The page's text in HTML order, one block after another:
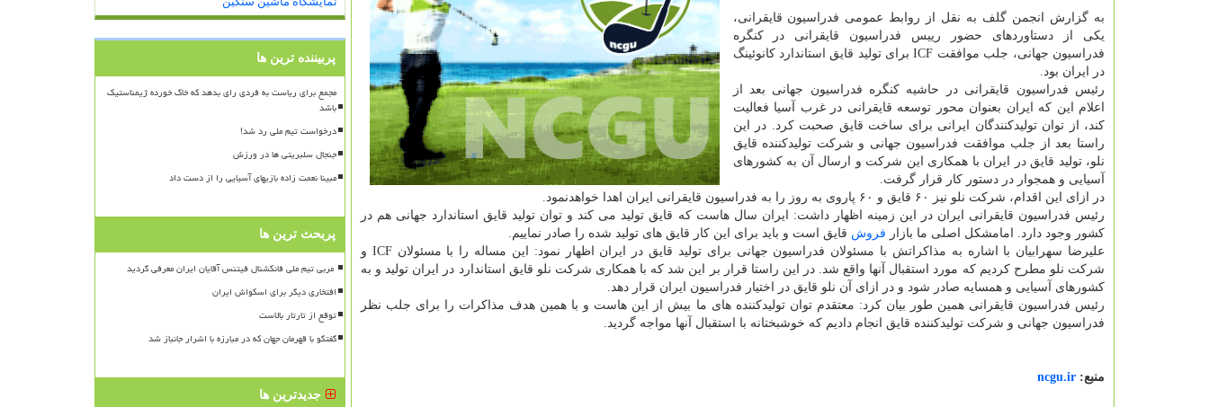
به گزارش انجمن گلف به نقل از روابط عمومی فدراسیون قایقرانی،
یکی از دستاوردهای حضور رییس فدراسیون قایقرانی در کنگره
فدراسیون جهانی، جلب موافقت ICF برای تولید قایق استاندارد کانوئینگ
در ایران بود.
رئیس فدراسیون قایقرانی در حاشیه کنگره فدراسیون جهانی بعد از
اعلام این که ایران بعنوان محور توسعه قایقرانی در غرب آسیا فعالیت
کند، از توان تولیدکنندگان ایرانی برای ساخت قایق صحبت کرد. در این
راستا بعد از جلب موافقت فدراسیون جهانی و شرکت تولیدکننده قایق
نلو، تولید قایق در ایران با همکاری این شرکت و ارسال آن به کشورهای
آسیایی و همجوار در دستور کار قرار گرفت.
در ازای این اقدام، شرکت نلو نیز ۶۰ قایق و ۶۰ پاروی به روز را به فدراسیون قایقرانی ایران اهدا خواهدنمود.
رئیس فدراسیون قایقرانی ایران در این زمینه اظهار داشت: ایران سال هاست که قایق تولید می کند و توان تولید قایق استاندارد جهانی هم در
کشور وجود دارد. امامشکل اصلی ما بازار فروش قایق است و باید برای این کار قایق های تولید شده را صادر نماییم.
علیرضا سهرابیان با اشاره به مذاکراتش با مسئولان فدراسیون جهانی برای تولید قایق در ایران اظهار نمود: این مساله را با مسئولان ICF و
شرکت نلو مطرح کردیم که مورد استقبال آنها واقع شد. در این راستا قرار بر این شد که با همکاری شرکت نلو قایق استاندارد در ایران تولید و به
کشورهای آسیایی و همسایه صادر شود و در ازای آن نلو قایق در اختیار فدراسیون ایران قرار دهد.
رئیس فدراسیون قایقرانی همین طور بیان کرد: معتقدم توان تولیدکننده های ما بیش از این هاست و با همین هدف مذاکرات را برای جلب نظر
فدراسیون جهانی و شرکت تولیدکننده قایق انجام دادیم که خوشبختانه با استقبال آنها مواجه گردید.
منبع: ncgu.ir
پربیننده ترین ها
مجمع برای ریاست به فردی رای بدهد که خاک خورده ژیمناستیک
باشد
درخواست تیم ملی رد شد!
جنجال سلبریتی ها در ورزش
مبینا نعمت زاده بازیهای آسیایی را از دست داد
پربحث ترین ها
افتخاری دیگر برای اسکواش ایران
توقع از تارتار بالاست
گفتگو با قهرمان جهان که در مبارزه با اشرار جانباز شد
جدیدترین ها